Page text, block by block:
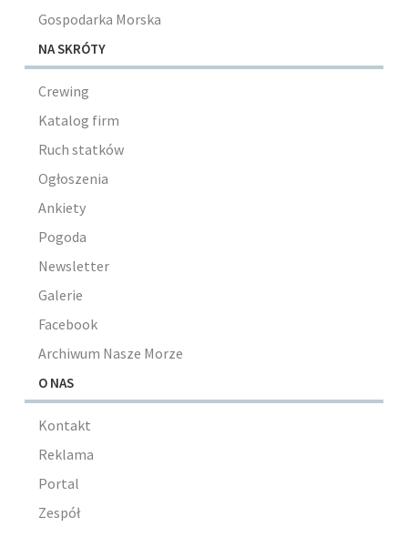
Gospodarka Morska
NA SKRÓTY
Crewing
Katalog firm
Ruch statków
Ogłoszenia
Ankiety
Pogoda
Newsletter
Galerie
Facebook
Archiwum Nasze Morze
O NAS
Kontakt
Reklama
Portal
Zespół